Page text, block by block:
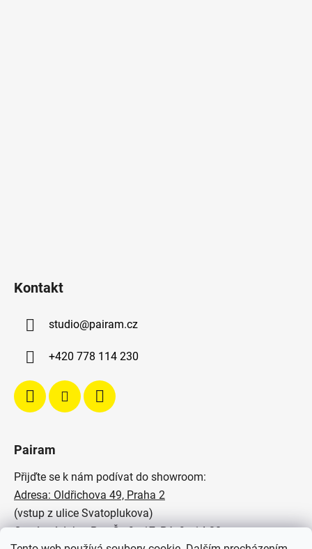
Kontakt
studio@pairam.cz
+420 778 114 230
Pairam
Přijďte se k nám podívat do showroom:
Adresa: Oldřichova 49, Praha 2
(vstup z ulice Svatoplukova)
Otevírací doba: Po - Čt: 9 - 17, Pá: 9 - 14:30